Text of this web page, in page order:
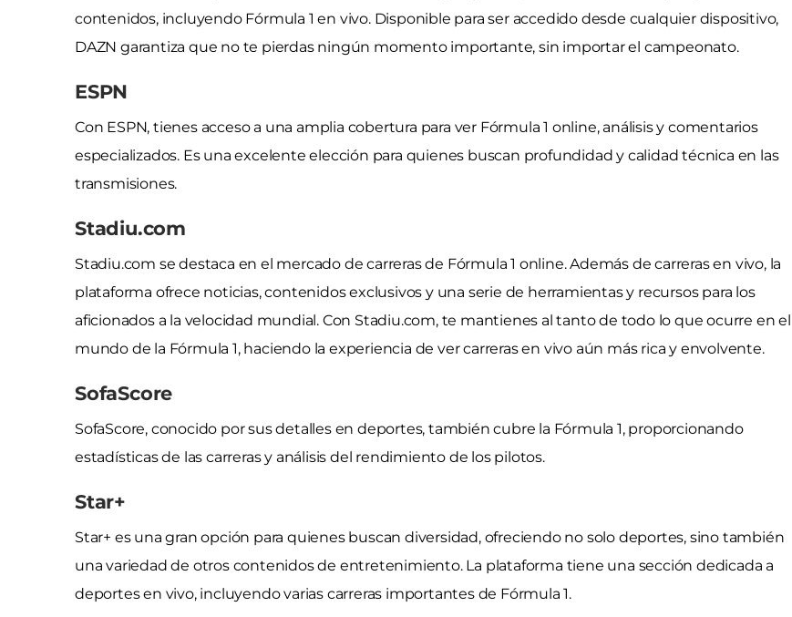
contenidos, incluyendo Fórmula 1 en vivo. Disponible para ser accedido desde cualquier dispositivo,
DAZN garantiza que no te pierdas ningún momento importante, sin importar el campeonato.
ESPN
Con ESPN, tienes acceso a una amplia cobertura para ver Fórmula 1 online, análisis y comentarios
especializados. Es una excelente elección para quienes buscan profundidad y calidad técnica en las
transmisiones.
Stadiu.com
Stadiu.com se destaca en el mercado de carreras de Fórmula 1 online. Además de carreras en vivo, la
plataforma ofrece noticias, contenidos exclusivos y una serie de herramientas y recursos para los
aficionados a la velocidad mundial. Con Stadiu.com, te mantienes al tanto de todo lo que ocurre en el
mundo de la Fórmula 1, haciendo la experiencia de ver carreras en vivo aún más rica y envolvente.
SofaScore
SofaScore, conocido por sus detalles en deportes, también cubre la Fórmula 1, proporcionando
estadísticas de las carreras y análisis del rendimiento de los pilotos.
Star+
Star+ es una gran opción para quienes buscan diversidad, ofreciendo no solo deportes, sino también
una variedad de otros contenidos de entretenimiento. La plataforma tiene una sección dedicada a
deportes en vivo, incluyendo varias carreras importantes de Fórmula 1.